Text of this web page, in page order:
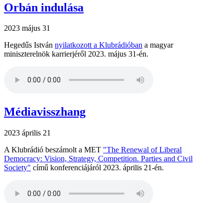
Orbán indulása
2023 május 31
Hegedűs István nyilatkozott a Klubrádióban a magyar
miniszterelnök karrierjéről 2023. május 31-én.
Médiavisszhang
2023 április 21
A Klubrádió beszámolt a MET "The Renewal of Liberal
Democracy: Vision, Strategy, Competition. Parties and Civil
Society" című konferenciájáról 2023. április 21-én.